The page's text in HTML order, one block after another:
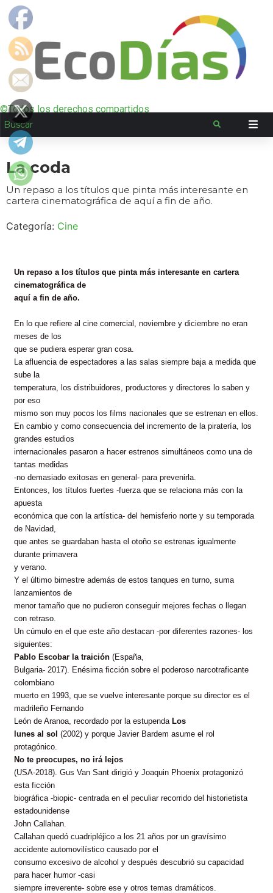
©Todos los derechos compartidos
La coda
Un repaso a los títulos que pinta más interesante en
cartera cinematográfica de aquí a fin de año.
Categoría: Cine
Un repaso a los títulos que pinta más interesante en cartera
cinematográfica de
aquí a fin de año.
En lo que refiere al cine comercial, noviembre y diciembre no eran
meses de los
que se pudiera esperar gran cosa.
La afluencia de espectadores a las salas siempre baja a medida que
sube la
temperatura, los distribuidores, productores y directores lo saben y
por eso
mismo son muy pocos los films nacionales que se estrenan en ellos.
En cambio y como consecuencia del incremento de la piratería, los
grandes estudios
internacionales pasaron a hacer estrenos simultáneos como una de
tantas medidas
-no demasiado exitosas en general- para prevenirla.
Entonces, los títulos fuertes -fuerza que se relaciona más con la
apuesta
económica que con la artística- del hemisferio norte y su temporada
de Navidad,
que antes se guardaban hasta el otoño se estrenas igualmente
durante primavera
y verano.
Y el último bimestre además de estos tanques en turno, suma
lanzamientos de
menor tamaño que no pudieron conseguir mejores fechas o llegan
con retraso.
Un cúmulo en el que este año destacan -por diferentes razones- los
siguientes:
Pablo Escobar la traición (España,
Bulgaria- 2017). Enésima ficción sobre el poderoso narcotraficante
colombiano
muerto en 1993, que se vuelve interesante porque su director es el
madrileño Fernando
León de Aranoa, recordado por la estupenda Los
lunes al sol (2002) y porque Javier Bardem asume el rol
protagónico.
No te preocupes, no irá lejos
(USA-2018). Gus Van Sant dirigió y Joaquin Phoenix protagonizó
esta ficción
biográfica -biopic- centrada en el peculiar recorrido del historietista
estadounidense
John Callahan.
Callahan quedó cuadripléjico a los 21 años por un gravísimo
accidente automovilístico causado por el
consumo excesivo de alcohol y después descubrió su capacidad
para hacer humor -casi
siempre irreverente- sobre ese y otros temas dramáticos.